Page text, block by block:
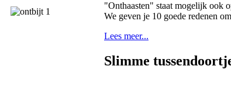
"Onthaasten" staat mogelijk ook
We geven je 10 goede redenen
Lees meer...
Slimme